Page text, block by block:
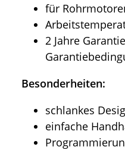
für
2 Jahre
Besonderheiten:
schlankes
einfache